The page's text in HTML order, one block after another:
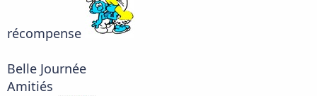
récompense
Belle Journée
Amitiés